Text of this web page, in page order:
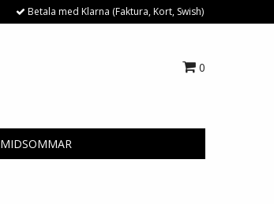
Betala med Klarna (Faktura, Kort, Swish)
0
MIDSOMMAR